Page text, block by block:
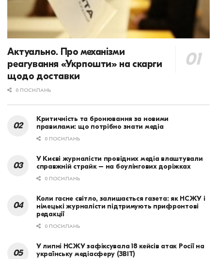
Актуально. Про механізми
реагування «Укрпошти» на скарги
щодо доставки
0 ПОСИЛАНЬ
Критичність та бронювання за новими
правилами: що потрібно знати медіа
0 ПОСИЛАНЬ
У Києві журналісти провідних медіа влаштували
справжній страйк – на боулінгових доріжках
0 ПОСИЛАНЬ
Коли гасне світло, залишається газета: як НСЖУ і
німецькі журналісти підтримують прифронтові
редакції
0 ПОСИЛАНЬ
У липні НСЖУ зафіксувала 18 кейсів атак Росії на
українську медіасферу (ЗВІТ)